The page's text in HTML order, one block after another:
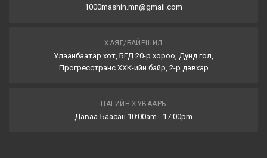
1000mashin.mn@gmail.com
ХАЯГ/БАЙРШИЛ
Улаанбаатар хот, БГД 20-р хороо, Дунд гол,
Прогресстранс ХХК-ийн байр, 2-р давхар
ЦАГИЙН ХУВААРЬ
Даваа-Баасан 10:00am - 17:00pm